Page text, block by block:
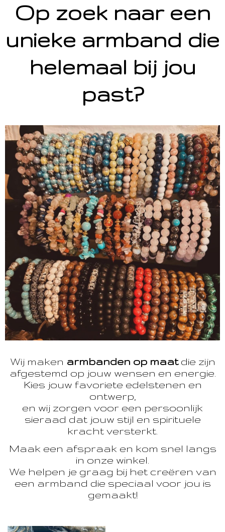
Op zoek naar een
unieke armband die
helemaal bij jou
past?
Wij maken armbanden op maatdie zijn
afgestemd op jouw wensen en energie.
Kies jouw favoriete edelstenen en
ontwerp,
en wij zorgen voor een persoonlijk
sieraad dat jouw stijl en spirituele
kracht versterkt.
Maak een afspraak en kom snel langs
in onze winkel.
We helpen je graag bij het creëren van
een armband die speciaal voor jou is
gemaakt!